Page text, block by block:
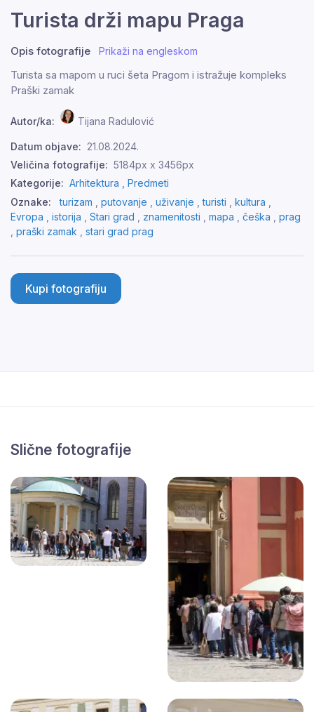
Turista drži mapu Praga
Opis fotografije Prikaži na engleskom
Turista sa mapom u ruci šeta Pragom i istražuje kompleks
Praški zamak
Autor/ka: Tijana Radulović
Datum objave: 21.08.2024.
Veličina fotografije: 5184px x 3456px
Kategorije: Arhitektura , Predmeti
Oznake:
turizam putovanje uživanje ,turisti kultura
Evropa
istorija Stari grad znamenitosti mapa češka
prag
praški zamak stari grad prag
Kupi fotografiju
Slične fotografije